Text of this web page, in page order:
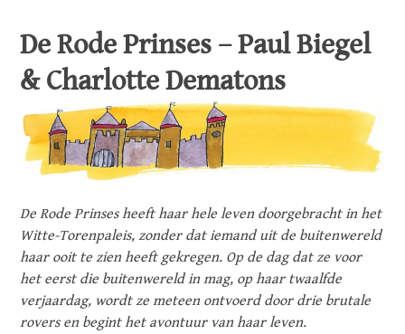
De Rode Prinses – Paul Biegel
& Charlotte Dematons
De Rode Prinses heeft haar hele leven doorgebracht in het
Witte-Torenpaleis, zonder dat iemand uit de buitenwereld
haar ooit te zien heeft gekregen. Op de dag dat ze voor
het eerst die buitenwereld in mag, op haar twaalfde
verjaardag, wordt ze meteen ontvoerd door drie brutale
rovers en begint het avontuur van haar leven.